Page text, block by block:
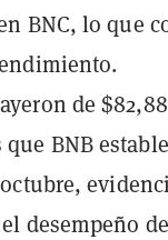
BNC, lo que
de
BNB
desempeño